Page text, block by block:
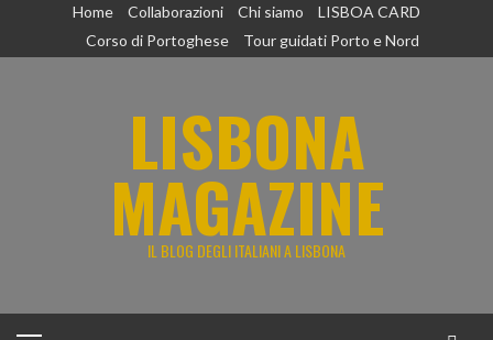
Home Collaborazioni Chi siamo
LISBOA CARD
Corso di Portoghese
Tour guidati Porto e Nord
LISBONA
MAGAZINE
IL BLOG DEGLI ITALIANI A LISBONA